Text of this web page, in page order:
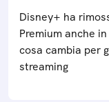
Disney+ ha
Premium anche
cosa cambia per
streaming